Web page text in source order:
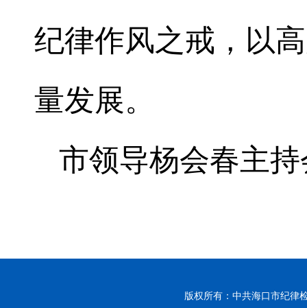
纪律作风之戒，以
量发展。
市领导杨会春主
版权所有：中共海口市纪